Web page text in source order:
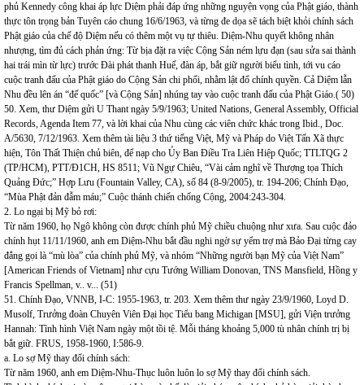
phủ Kennedy công khai áp lực Diệm phải đáp ứng những nguyện vọng của Phật giáo, thành
thực tôn trọng bản Tuyên cáo chung 16/6/1963, và từng đe dọa sẽ tách biệt khỏi chính sách
Phật giáo của chế độ Diệm nếu có thêm một vụ tự thiêu. Diệm-Nhu quyết không nhân
nhượng, tìm đủ cách phản ứng: Từ bịa đặt ra việc Cộng Sản ném lựu đạn (sau sửa sai thành
hai trái mìn từ lực) trước Đài phát thanh Huế, đàn áp, bắt giữ người biểu tình, tới vu cáo
cuộc tranh đấu của Phật giáo do Cộng Sản chi phối, nhằm lật đổ chính quyền. Cả Diệm lẫn
Nhu đều lên án “đế quốc” [và Cộng Sản] nhúng tay vào cuộc tranh đấu của Phật Giáo.( 50)
50. Xem, thư Diệm gửi U Thant ngày 5/9/1963; United Nations, General Assembly, Official
Records, Agenda Item 77, và lời khai của Nhu cùng các viên chức khác trong Ibid., Doc.
A/5630, 7/12/1963. Xem thêm tài liệu 3 thứ tiếng Việt, Mỹ và Pháp do Việt Tấn Xã thực
hiện, Tôn Thất Thiện chủ biên, để nạp cho Ủy Ban Điều Tra Liên Hiệp Quốc; TTLTQG 2
(TP/HCM), PTT/Đ1CH, HS 8511; Vũ Ngự Chiêu, “Vài cảm nghĩ về Thượng tọa Thích
Quảng Đức;” Hợp Lưu (Fountain Valley, CA), số 84 (8-9/2005), tr. 194-206; Chính Đạo,
“Mùa Phật đản đẫm máu;” Cuộc thánh chiến chống Cộng, 2004:243-304.
2. Lo ngại bị Mỹ bỏ rơi:
Từ năm 1960, họ Ngô không còn được chính phủ Mỹ chiều chuộng như xưa. Sau cuộc đảo
chính hụt 11/11/1960, anh em Diệm-Nhu bắt đầu nghi ngờ sự yểm trợ mà Bảo Đại từng cay
đắng gọi là “mù lòa” của chính phủ Mỹ, và nhóm “Những người bạn Mỹ của Việt Nam”
[American Friends of Vietnam] như cựu Tướng William Donovan, TNS Mansfield, Hồng y
Francis Spellman, v.. v... (51)
51. Chính Đạo, VNNB, I-C: 1955-1963, tr. 203. Xem thêm thư ngày 23/9/1960, Loyd D.
Musolf, Trưởng đoàn Chuyên Viên Đại học Tiểu bang Michigan [MSU], gửi Viện trưởng
Hannah: Tình hình Việt Nam ngày một tồi tệ. Mỗi tháng khoảng 5,000 tù nhân chính trị bị
bắt giữ. FRUS, 1958-1960, I:586-9.
a. Lo sợ Mỹ thay đổi chính sách:
Từ năm 1960, anh em Diệm-Nhu-Thục luôn luôn lo sợ Mỹ thay đổi chính sách.